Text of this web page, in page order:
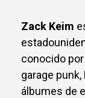
Zack Keim
conocido
garage
álbumes de